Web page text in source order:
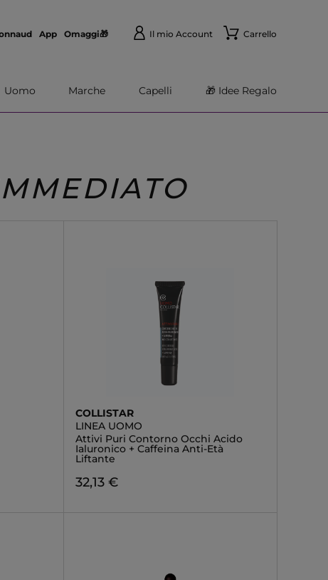
App Omaggi🎁 Il mio Account Carrello
Uomo Marche Capelli 🎁 Idee Regalo
COLLISTAR
LINEA UOMO
Attivi Puri Contorno Occhi Acido
Ialuronico + Caffeina Anti-Età
Liftante
32,13 €